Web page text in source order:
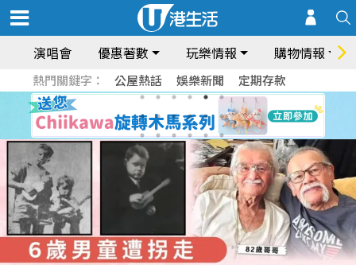
演唱會 優惠著數 玩樂情報 購物情報
熱門關鍵字： 公屋熱話 娛樂新聞 定期存款